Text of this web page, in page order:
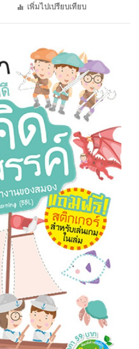
เพิ่มไปเปรียบเทียบ